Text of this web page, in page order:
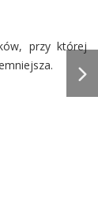
przy której